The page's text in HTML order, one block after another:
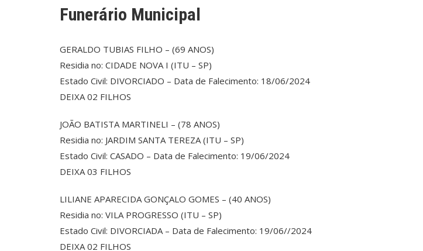
Funerário Municipal
GERALDO TUBIAS FILHO – (69 ANOS)
Residia no: CIDADE NOVA I (ITU – SP)
Estado Civil: DIVORCIADO – Data de Falecimento: 18/06/2024
DEIXA 02 FILHOS
JOÃO BATISTA MARTINELI – (78 ANOS)
Residia no: JARDIM SANTA TEREZA (ITU – SP)
Estado Civil: CASADO – Data de Falecimento: 19/06/2024
DEIXA 03 FILHOS
LILIANE APARECIDA GONÇALO GOMES – (40 ANOS)
Residia no: VILA PROGRESSO (ITU – SP)
Estado Civil: DIVORCIADA – Data de Falecimento: 19/06//2024
DEIXA 02 FILHOS